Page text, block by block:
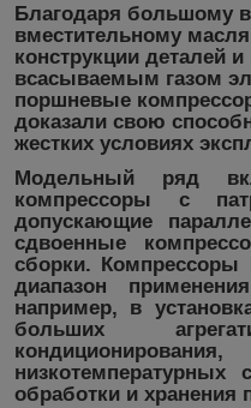
Благодаря большому
вместительному
конструкции деталей
всасываемым газом
поршневые
доказали свою
жестких условиях
Модельный ряд
компрессоры с
допускающие
сдвоенные
сборки.
диапазон
например, в
больших
низкотемпературных
обработки и хранения